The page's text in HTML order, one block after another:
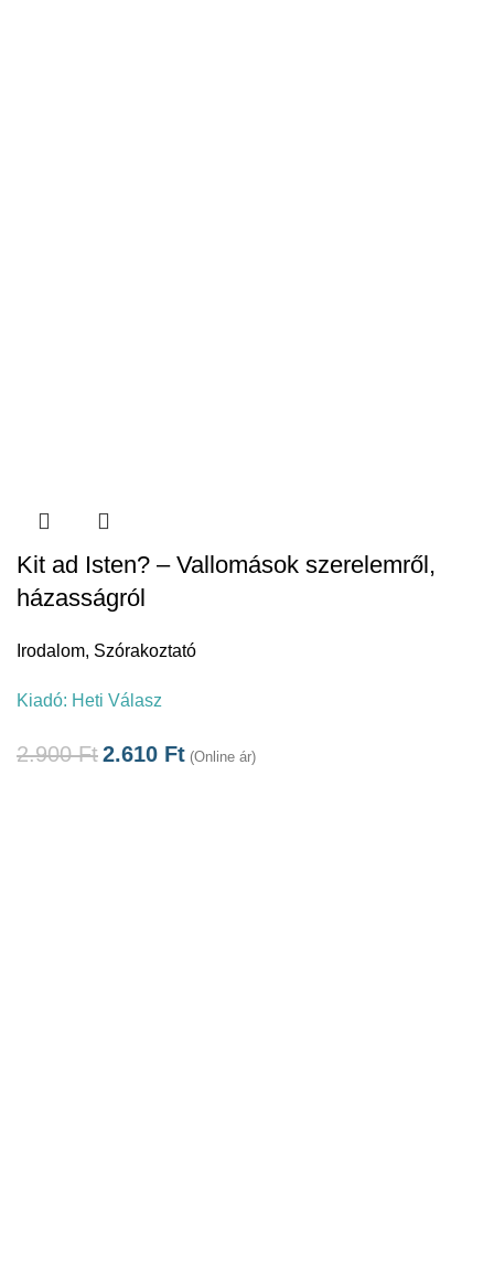
Kit ad Isten? – Vallomások szerelemről,
házasságról
Irodalom, Szórakoztató
Kiadó: Heti Válasz
2.900Ft2.610 Ft (Online ár)